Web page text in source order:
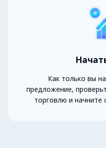
Как только вы
предложение,
торговлю и